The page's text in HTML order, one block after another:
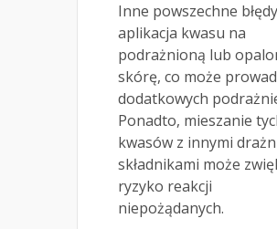
Inne powszechne
aplikacja kwasu na
podrażnioną lub
skórę, co może
dodatkowych
Ponadto, mieszanie
kwasów z innymi
składnikami może
ryzyko reakcji
niepożądanych.